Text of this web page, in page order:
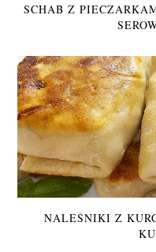
SCHAB Z
NALEŚNIKI Z